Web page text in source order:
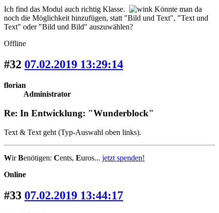
Ich find das Modul auch richtig Klasse.
Könnte man da
noch die Möglichkeit hinzufügen, statt "Bild und Text", "Text und
Text" oder "Bild und Bild" auszuwählen?
Offline
#32 07.02.2019 13:29:14
florian
Administrator
Re: In Entwicklung: "Wunderblock"
Text & Text geht (Typ-Auswahl oben links).
WirBenötigen: Cents, Euros... jetzt spenden!
Online
#33 07.02.2019 13:44:17